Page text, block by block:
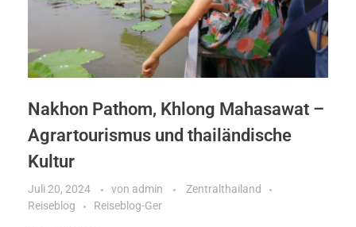
Nakhon Pathom, Khlong Mahasawat –
Agrartourismus und thailändische
Kultur
Juli 20, 2024 von admin
Zentralthailand
Reiseblog
Reiseblog-Ger